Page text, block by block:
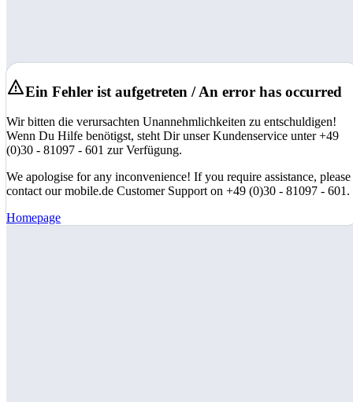
Ein Fehler ist aufgetreten / An error has occurred
Wir bitten die verursachten Unannehmlichkeiten zu entschuldigen!
Wenn Du Hilfe benötigst, steht Dir unser Kundenservice unter +49
(0)30 - 81097 - 601 zur Verfügung.
We apologise for any inconvenience! If you require assistance, please
contact our mobile.de Customer Support on +49 (0)30 - 81097 - 601.
Homepage